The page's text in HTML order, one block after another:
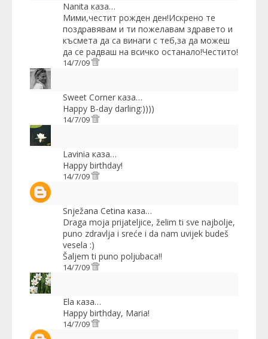
Nanita каза…
Мими,честит рожден ден!Искрено те
поздравявам и ти пожелавам здравето и
късмета да са винаги с теб,за да можеш
да се радваш на всичко останало!Честито!
14/7/09
Sweet Corner каза…
Happy B-day darling:))))
14/7/09
Lavinia каза…
Happy birthday!
14/7/09
Snježana Cetina каза…
Draga moja prijateljice, želim ti sve najbolje,
puno zdravlja i sreće i da nam uvijek budeš
vesela :)
Šaljem ti puno poljubaca!!
14/7/09
Ela каза…
Happy birthday, Maria!
14/7/09